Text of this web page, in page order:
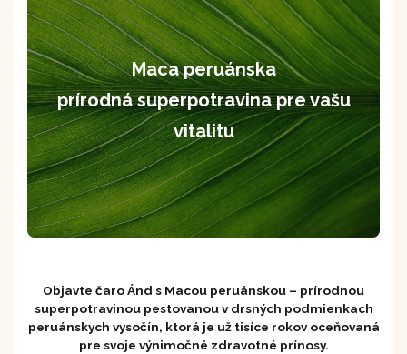
Maca peruánska
prírodná superpotravina pre vašu
vitalitu
Objavte čaro Ánd s Macou peruánskou – prírodnou
superpotravinou pestovanou v drsných podmienkach
peruánskych vysočín, ktorá je už tisíce rokov oceňovaná
pre svoje výnimočné zdravotné prínosy.